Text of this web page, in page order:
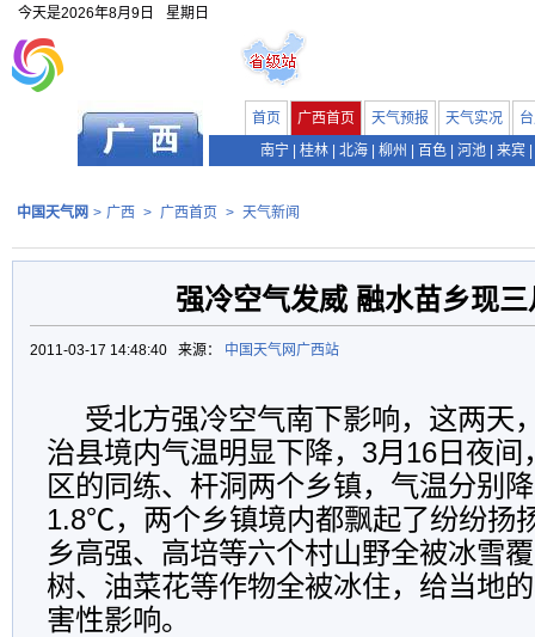
今天是2026年8月9日 星期日
首页 广西首页 天气预报 天气实况
南宁
桂林 北海 柳州 百色 河池 来宾
中国天气网 > 广西 > 广西首页 > 天气新闻
强冷空气发威 融水苗乡现三
2011-03-17 14:48:40 来源： 中国天气网广西站
受北方强冷空气南下影响，这两天
治县境内气温明显下降，3月16日夜间
区的同练、杆洞两个乡镇，气温分别
1.8℃，两个乡镇境内都飘起了纷纷扬
乡高强、高培等六个村山野全被冰雪
树、油菜花等作物全被冰住，给当地
害性影响。